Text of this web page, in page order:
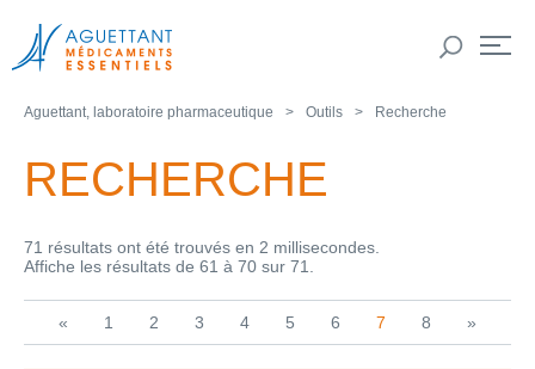
Aguettant, laboratoire pharmaceutique Outils Recherche
RECHERCHE
71 résultats ont été trouvés en 2 millisecondes.
Affiche les résultats de 61 à 70 sur 71.
« 1 2 3 4 5 6 7 8 »